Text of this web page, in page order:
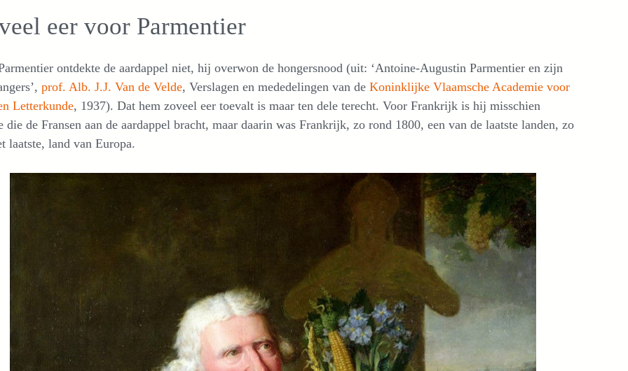
eer voor Parmentier
ontdekte de aardappel niet, hij overwon de hongersnood (uit: ‘Antoine-Augustin Parmentier en zijn
prof. Alb. J.J. Van de Velde, Verslagen en mededelingen van de Koninklijke Vlaamsche Academie voor
Letterkunde, 1937). Dat hem zoveel eer toevalt is maar ten dele terecht. Voor Frankrijk is hij misschien
die de Fransen aan de aardappel bracht, maar daarin was Frankrijk, zo rond 1800, een van de laatste landen, zo
laatste, land van Europa.